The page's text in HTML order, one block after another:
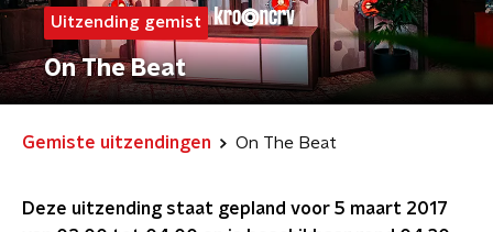
Uitzending gemist
On The Beat
Gemiste uitzendingen On The Beat
Deze uitzending staat gepland voor 5 maart 2017